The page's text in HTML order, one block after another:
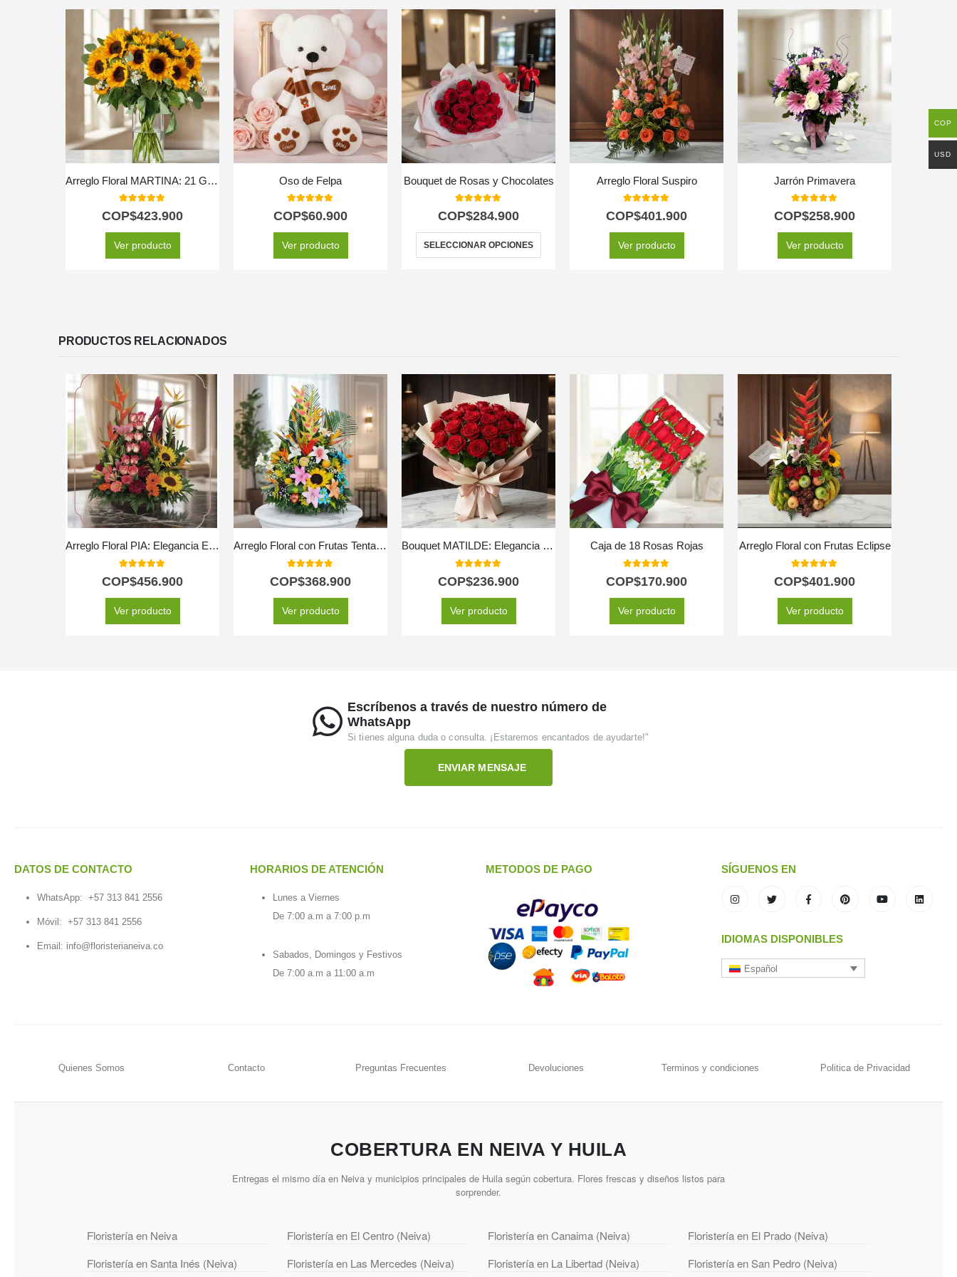
Arreglo Floral MARTINA: 21 Girasoles para Iluminar el Alma 🌻
5.00
COP$423.900
Ver producto
Oso de Felpa
5.00out of 5
COP$60.900
Ver producto
Bouquet de Rosas y Chocolates
5.00
COP$284.900
SELECCIONAR OPCIONES
Arreglo Floral Suspiro
5.00
COP$401.900
Ver producto
Jarrón Primavera
5.00
COP$258.900
Ver producto
PRODUCTOS RELACIONADOS
Arreglo Floral PIA: Elegancia Exótica con Rosas y Flores Selectas ⚜️
COP$456.900
Ver producto
Arreglo Floral con Frutas Tentación
COP$368.900
Ver producto
Bouquet MATILDE: Elegancia y Pasión en 18 Rosas Rojas 🌹
COP$236.900
Ver producto
Caja de 18 Rosas Rojas
COP$170.900
Ver producto
Arreglo Floral con Frutas Eclipse
COP$401.900
Ver producto
Escríbenos a través de nuestro número de
WhatsApp
Si tienes alguna duda o consulta. ¡Estaremos encantados de ayudarte!"
ENVIAR MENSAJE
DATOS DE CONTACTO
WhatsApp: +57 313 841 2556
Móvil: +57 313 841 2556
Email: info@floristerianeiva.co
HORARIOS DE ATENCIÓN
Lunes a Viernes
De 7:00 a.m a 7:00 p.m
Sabados, Domingos y Festivos
De 7:00 a.m a 11:00 a.m
METODOS DE PAGO SÍGUENOS EN
IDIOMAS DISPONIBLES
Español
Quienes Somos Contacto Preguntas Frecuentes Devoluciones Terminos y condiciones Politica de Privacidad
COBERTURA EN NEIVA Y HUILA
Entregas el mismo día en Neiva y municipios principales de Huila según cobertura. Flores frescas y diseños listos para
sorprender.
Floristería en Neiva Floristería en El Centro (Neiva) Floristería en Canaima (Neiva)
Floristería en El Prado (Neiva)
Floristería en Santa Inés (Neiva)
Floristería en Las Mercedes (Neiva) Floristería en La Libertad (Neiva) Floristería en San Pedro (Neiva)
COP
USD